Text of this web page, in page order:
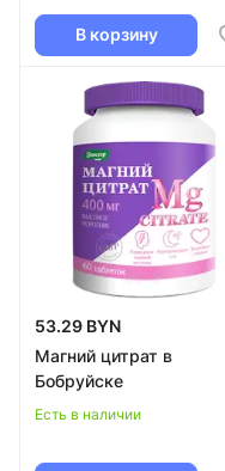
В корзину
53.29 BYN
Магний цитрат в
Бобруйске
Есть в наличии